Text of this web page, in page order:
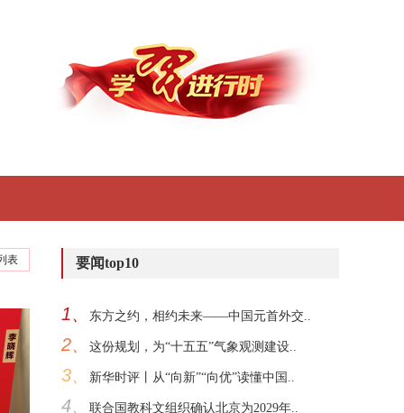
表 要闻top10
1、 东方之约，相约未来——中国元首外交..
2、 这份规划，为“十五五”气象观测建设..
3、 新华时评丨从“向新”“向优”读懂中国..
4、 联合国教科文组织确认北京为2029年..